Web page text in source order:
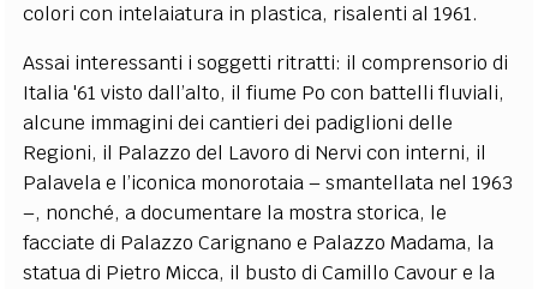
colori con intelaiatura in plastica, risalenti al 1961.
Assai interessanti i soggetti ritratti: il comprensorio di
Italia '61 visto dall’alto, il fiume Po con battelli fluviali,
alcune immagini dei cantieri dei padiglioni delle
Regioni, il Palazzo del Lavoro di Nervi con interni, il
Palavela e l’iconica monorotaia – smantellata nel 1963
–, nonché, a documentare la mostra storica, le
facciate di Palazzo Carignano e Palazzo Madama, la
statua di Pietro Micca, il busto di Camillo Cavour e la